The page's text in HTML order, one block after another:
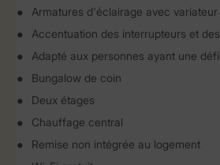
Armatures d'éclairage avec variateur
Accentuation des interrupteurs et
Adapté aux personnes ayant une
Bungalow de coin
Deux étages
Chauffage central
Remise non intégrée au logement